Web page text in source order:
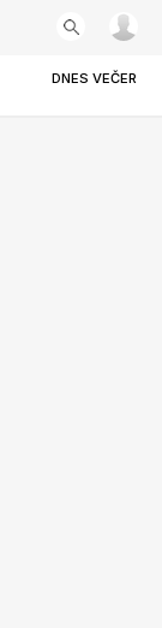
DNES VEČER